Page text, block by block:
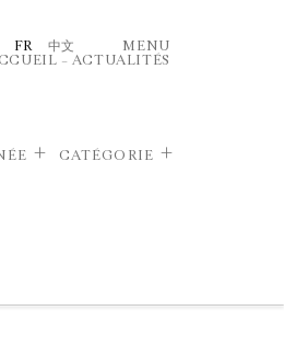
FR 中文
MENU
– ACTUALITÉS
CATÉGORIE